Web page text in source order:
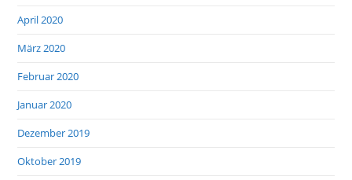
April 2020
März 2020
Februar 2020
Januar 2020
Dezember 2019
Oktober 2019